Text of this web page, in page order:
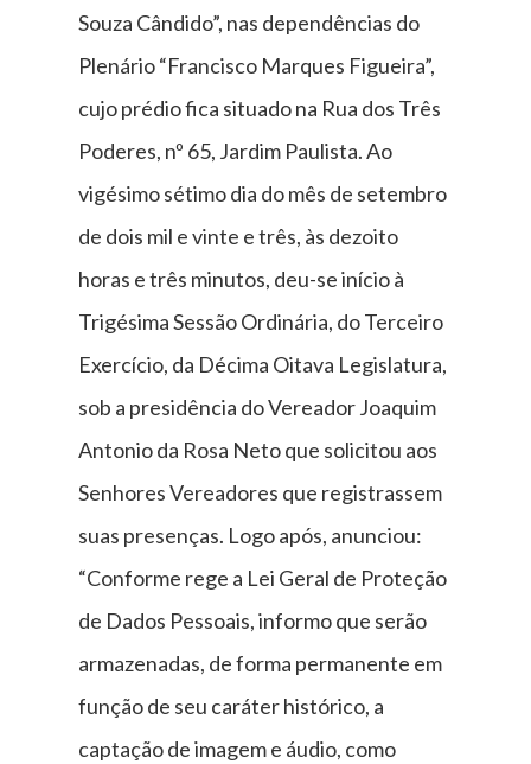
Souza Cândido”, nas dependências do
Plenário “Francisco Marques Figueira”,
cujo prédio fica situado na Rua dos Três
Poderes, nº 65, Jardim Paulista. Ao
vigésimo sétimo dia do mês de setembro
de dois mil e vinte e três, às dezoito
horas e três minutos, deu-se início à
Trigésima Sessão Ordinária, do Terceiro
Exercício, da Décima Oitava Legislatura,
sob a presidência do Vereador Joaquim
Antonio da Rosa Neto que solicitou aos
Senhores Vereadores que registrassem
suas presenças. Logo após, anunciou:
“Conforme rege a Lei Geral de Proteção
de Dados Pessoais, informo que serão
armazenadas, de forma permanente em
função de seu caráter histórico, a
captação de imagem e áudio, como